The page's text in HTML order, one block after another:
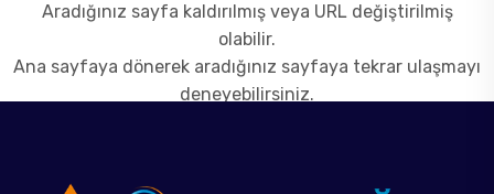
Aradığınız sayfa kaldırılmış veya URL değiştirilmiş
olabilir.
Ana sayfaya dönerek aradığınız sayfaya tekrar ulaşmayı
deneyebilirsiniz.